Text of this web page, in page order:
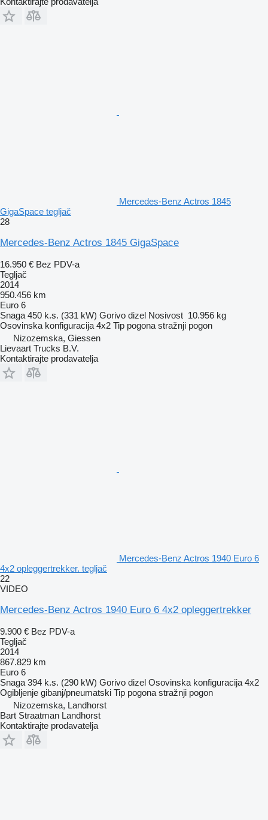
Mercedes-Benz Actros 1845
GigaSpace tegljač
28
Mercedes-Benz Actros 1845 GigaSpace
16.950 € Bez PDV-a
Tegljač
2014
950.456 km
Euro 6
Snaga 450 k.s. (331 kW) Gorivo dizel Nosivost 10.956 kg
Osovinska konfiguracija 4x2 Tip pogona stražnji pogon
Nizozemska, Giessen
Lievaart Trucks B.V.
Kontaktirajte prodavatelja
Mercedes-Benz Actros 1940 Euro 6
4x2 opleggertrekker. tegljač
22
VIDEO
Mercedes-Benz Actros 1940 Euro 6 4x2 opleggertrekker
9.900 € Bez PDV-a
Tegljač
2014
867.829 km
Euro 6
Snaga 394 k.s. (290 kW) Gorivo dizel Osovinska konfiguracija 4x2
Ogibljenje gibanj/pneumatski Tip pogona stražnji pogon
Nizozemska, Landhorst
Bart Straatman Landhorst
Kontaktirajte prodavatelja